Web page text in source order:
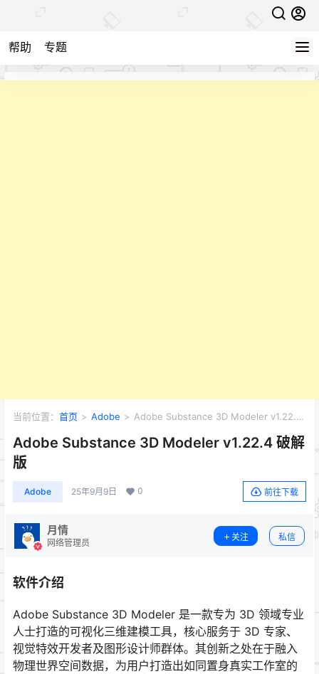
帮助 专题
当前位置： 首页 > Adobe > Adobe Substance 3D Modeler v1.22.4
Adobe Substance 3D Modeler v1.22.4 破解
版
Adobe 25年9月9日 0 前往下载
月情
网络管理员
关注 私信
软件介绍
Adobe Substance 3D Modeler 是一款专为 3D 领域专业
人士打造的可视化三维建模工具，核心服务于 3D 专家、
视觉特效开发者及图形设计师群体。其创新之处在于融入
物理世界空间数据，为用户打造出如同置身真实工作室的